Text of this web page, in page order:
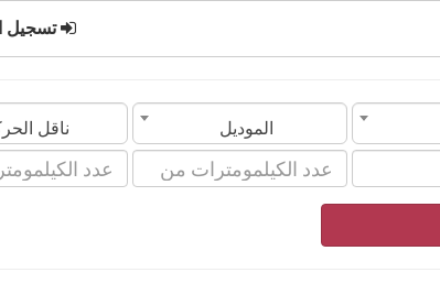
تسجيل
الموديل ناقل